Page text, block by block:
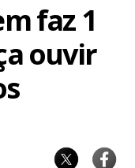
faz 1
ouvir